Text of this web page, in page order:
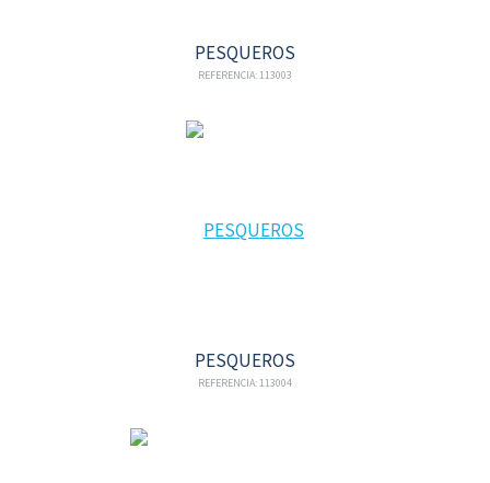
PESQUEROS
REFERENCIA: 113003
PESQUEROS
REFERENCIA: 113004